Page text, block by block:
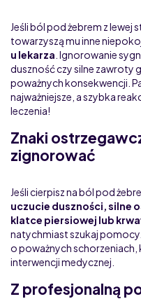
Jeśli ból pod żebrem z lewej
towarzyszą mu inne
u lekarza . Ignorowanie
duszność czy silne zawroty
poważnych konsekwencji.
najważniejsze, a szybka
leczenia!
Znaki
zignorować
Jeśli cierpisz na ból pod
uczucie duszności, silne
klatce piersiowej lub
natychmiast szukaj
o poważnych
interwencji medycznej.
Z profesjonalną